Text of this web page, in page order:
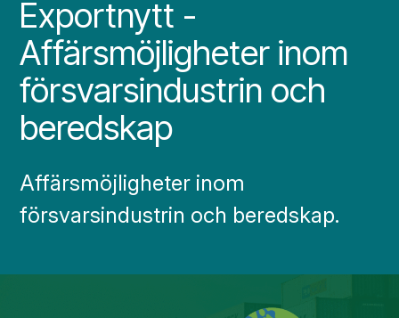
Exportnytt -
Affärsmöjligheter inom
försvarsindustrin och
beredskap
Affärsmöjligheter inom
försvarsindustrin och beredskap.